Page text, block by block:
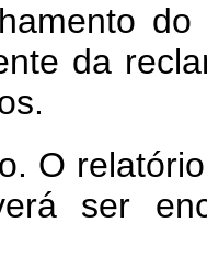
da
O
ser